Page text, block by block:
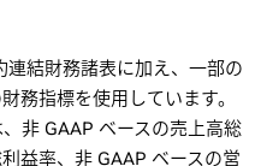
連結財務諸表に加え、一部の
務指標を使用しています。
非 GAAP ベースの売上高総
益率、非 GAAP ベースの営